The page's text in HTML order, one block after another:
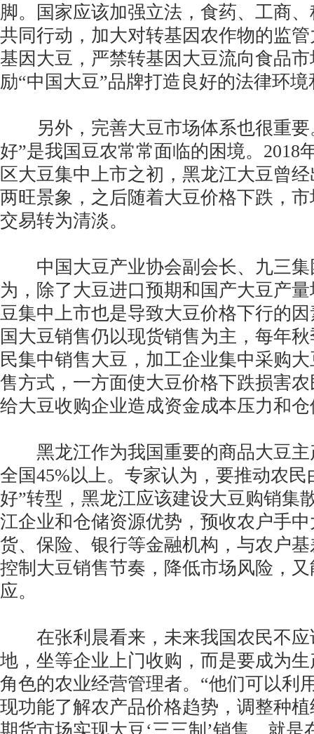
脚。国家应该加强立法，食药、工商
共同行动，加大对转基因农作物的监
基因大豆，严禁转基因大豆流向食品
励“中国大豆”品牌打造良好的法律环
另外，完善大豆市场体系也很重要
好”是我国豆农常常面临的困境。2018
区大豆集中上市之初，黑龙江大豆曾
两旺景象，之后随着大豆价格下跌，
交易转为清淡。
中国大豆产业协会副会长、九三集
为，除了大豆进口预期和国产大豆产
豆集中上市也是导致大豆价格下行的
国大豆销售仍以现货销售为主，每年
民集中销售大豆，加工企业集中采购
售方式，一方面使大豆价格下跌损害
给大豆收购企业造成资金成本压力和
黑龙江作为我国重要的商品大豆主
全国45%以上。专家认为，要推动农民
好”转型，黑龙江应该建设大豆购销集
江企业和仓储资源优势，预收农户手
货、保险、银行等金融机构，与农户
控制大豆销售节奏，降低市场风险，
应。
在张利晨看来，未来我国农民不应
地，坐等企业上门收购，而是要成为
角色的农业经营管理者。“他们可以利
现功能了解农产品价格趋势，调整种